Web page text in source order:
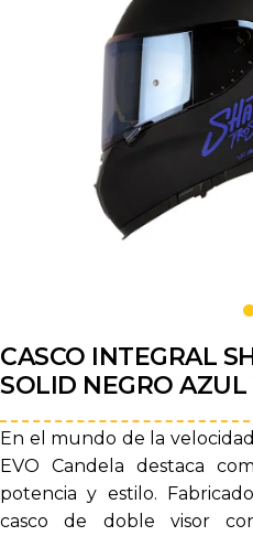
CASCO INTEGRAL
SOLID NEGRO
En el mundo de la
EVO Candela destaca
potencia y estilo.
casco de doble visor